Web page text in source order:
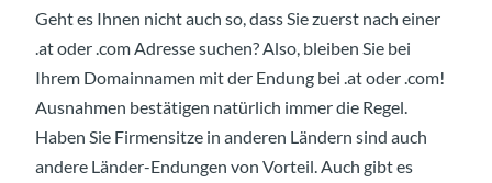
Geht es Ihnen nicht auch so, dass Sie zuerst nach einer
.at oder .com Adresse suchen? Also, bleiben Sie bei
Ihrem Domainnamen mit der Endung bei .at oder .com!
Ausnahmen bestätigen natürlich immer die Regel.
Haben Sie Firmensitze in anderen Ländern sind auch
andere Länder-Endungen von Vorteil. Auch gibt es